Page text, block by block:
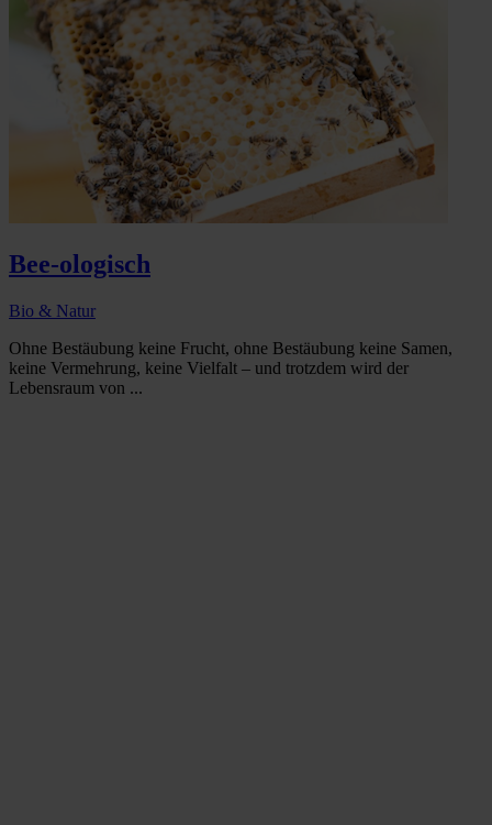
Bee-ologisch
Bio & Natur
Ohne Bestäubung keine Frucht, ohne Bestäubung keine Samen,
keine Vermehrung, keine Vielfalt – und trotzdem wird der
Lebensraum von ...